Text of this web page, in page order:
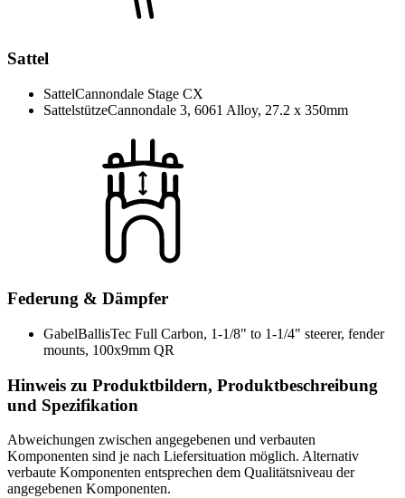
Sattel
SattelCannondale Stage CX
SattelstützeCannondale 3, 6061 Alloy, 27.2 x 350mm
Federung & Dämpfer
GabelBallisTec Full Carbon, 1-1/8" to 1-1/4" steerer, fender
mounts, 100x9mm QR
Hinweis zu Produktbildern, Produktbeschreibung
und Spezifikation
Abweichungen zwischen angegebenen und verbauten
Komponenten sind je nach Liefersituation möglich. Alternativ
verbaute Komponenten entsprechen dem Qualitätsniveau der
angegebenen Komponenten.